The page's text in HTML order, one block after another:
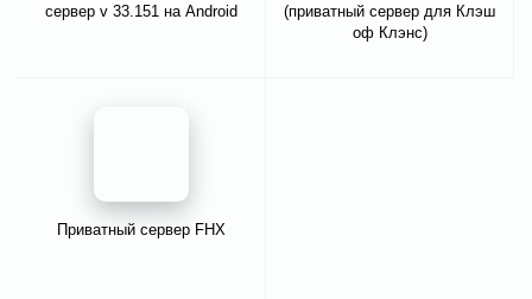
сервер v 33.151 на Android
(приватный сервер для Клэш
оф Клэнс)
Приватный сервер FHX